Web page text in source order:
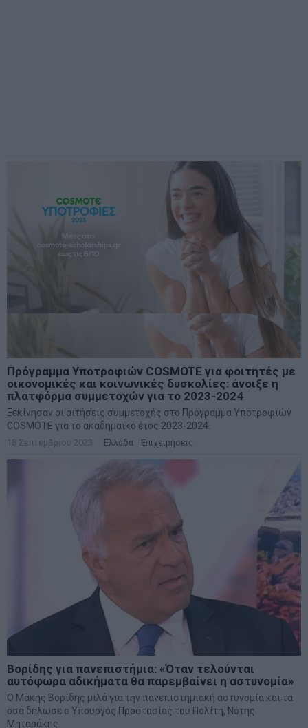
Πρόγραμμα Υποτροφιών COSMOTE για φοιτητές με
οικονομικές και κοινωνικές δυσκολίες: άνοιξε η
πλατφόρμα συμμετοχών για το 2023-2024
Ξεκίνησαν οι αιτήσεις συμμετοχής στο Πρόγραμμα Υποτροφιών
COSMOTE για το ακαδημαϊκό έτος 2023-2024.
18 Σεπτεμβρίου 2023 Ελλάδα Επιχειρήσεις
Βορίδης για πανεπιστήμια: «Όταν τελούνται
αυτόφωρα αδικήματα θα παρεμβαίνει η αστυνομία»
Ο Μάκης Βορίδης μιλά για την πανεπιστημιακή αστυνομία και τα
όσα δήλωσε ο Υπουργός Προστασίας του Πολίτη, Νότης
Μηταράκης.